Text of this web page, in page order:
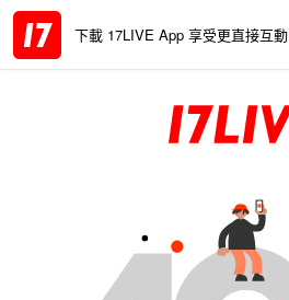
下載 17LIVE App 享受更直接互動